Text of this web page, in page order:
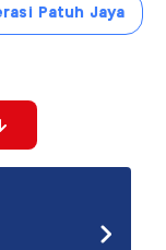
Patuh Jaya